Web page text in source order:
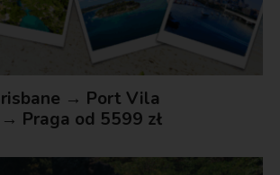
→ Port Vila
Praga od 5599 zł